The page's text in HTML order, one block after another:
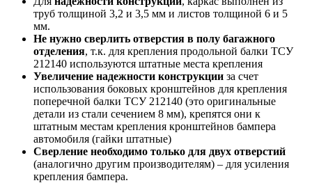
труб толщиной 3,2 и 3,5 мм и листов толщиной 6 и 5
мм.
Не нужно сверлить отверстия в полу багажного
отделения, т.к. для крепления продольной балки ТСУ
212140 используются штатные места крепления
Увеличение надежности конструкции за счет
использования боковых кронштейнов для крепления
поперечной балки ТСУ 212140 (это оригинальные
детали из стали сечением 8 мм), крепятся они к
штатным местам крепления кронштейнов бампера
автомобиля (гайки штатные)
Сверление необходимо только для двух отверстий
(аналогично другим производителям) – для усиления
крепления бампера.